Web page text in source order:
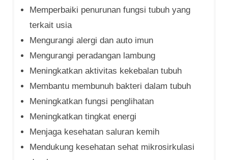
Memperbaiki penurunan fungsi tubuh yang
terkait usia
Mengurangi alergi dan auto imun
Mengurangi peradangan lambung
Meningkatkan aktivitas kekebalan tubuh
Membantu membunuh bakteri dalam tubuh
Meningkatkan fungsi penglihatan
Meningkatkan tingkat energi
Menjaga kesehatan saluran kemih
Mendukung kesehatan sehat mikrosirkulasi